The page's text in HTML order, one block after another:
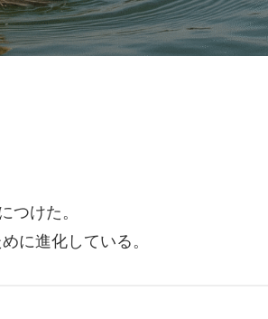
つけた。
に進化している。